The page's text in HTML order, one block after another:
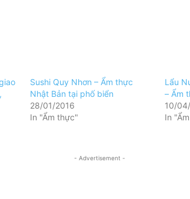
Sushi Quy Nhơn – Ẩm thực
Nhật Bản tại phố biển
28/01/2016
In "Ẩm thực"
Lẩu
– Ẩm
10/
In
- Advertisement -